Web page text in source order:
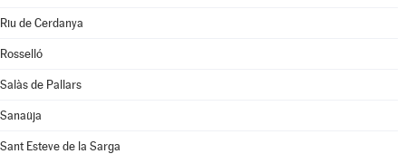
Riu de Cerdanya
Rosselló
Salàs de Pallars
Sanaüja
Sant Esteve de la Sarga